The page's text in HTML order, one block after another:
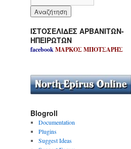
ΙΣΤΟΣΕΛΙΔΕΣ ΑΡΒΑΝΙΤΩΝ-
ΗΠΕΙΡΩΤΩΝ
facebookΜΑΡΚΟΣ ΜΠΟΤΣΑΡΗΣ
Blogroll
Documentation
Plugins
Suggest Ideas